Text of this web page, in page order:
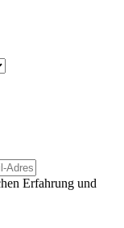
Erfahrung und